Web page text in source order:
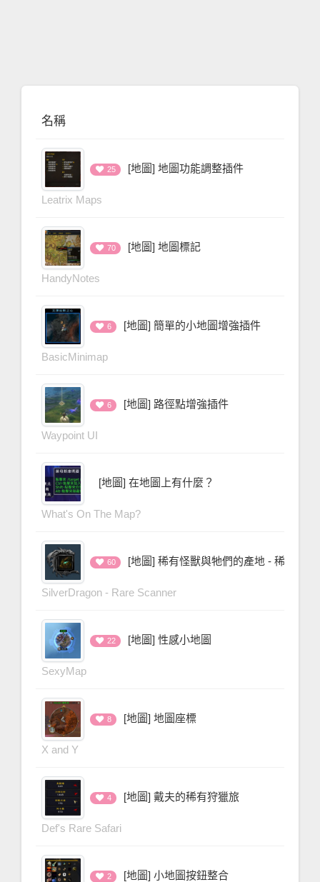
名稱
25 [地圖] 地圖功能調整插件
Leatrix Maps
70 [地圖] 地圖標記
HandyNotes
6 [地圖] 簡單的小地圖增強插件
BasicMinimap
6 [地圖] 路徑點增強插件
Waypoint UI
[地圖] 在地圖上有什麼？
What's On The Map?
60 [地圖] 稀有怪獸與牠們的產地 - 稀有怪
SilverDragon - Rare Scanner
22 [地圖] 性感小地圖
SexyMap
8 [地圖] 地圖座標
X and Y
4 [地圖] 戴夫的稀有狩獵旅
Def's Rare Safari
2 [地圖] 小地圖按鈕整合